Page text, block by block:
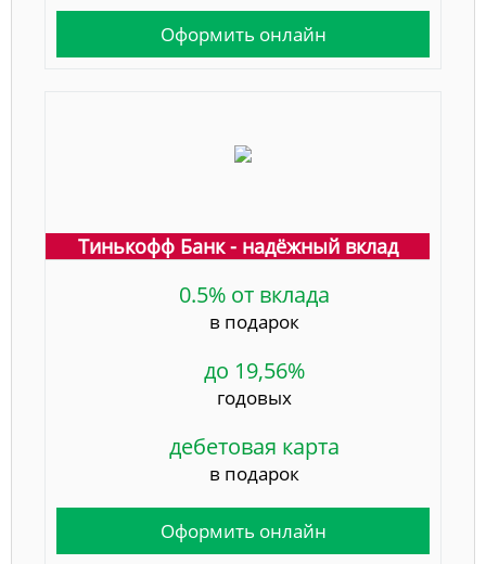
Оформить онлайн
Тинькофф Банк - надёжный вклад
0.5% от вклада
в подарок
до 19,56%
годовых
дебетовая карта
в подарок
Оформить онлайн